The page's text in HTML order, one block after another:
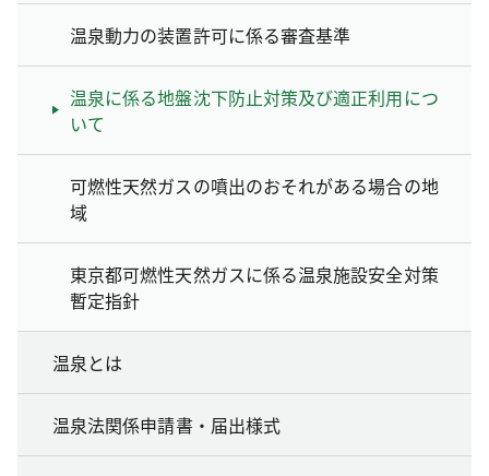
温泉動力の装置許可に係る審査基準
温泉に係る地盤沈下防止対策及び適正利用につ
いて
可燃性天然ガスの噴出のおそれがある場合の地
域
東京都可燃性天然ガスに係る温泉施設安全対策
暫定指針
温泉とは
温泉法関係申請書・届出様式